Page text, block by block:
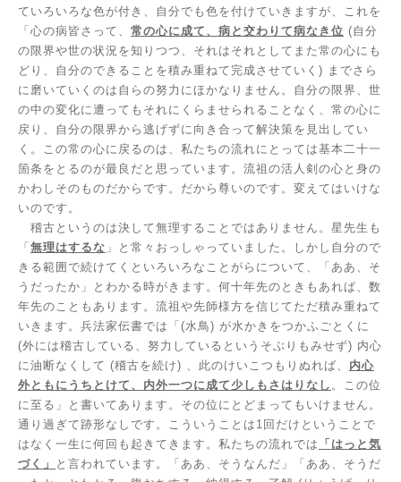
ていろいろな色が付き、自分でも色を付けていきますが、これを
「心の病皆さって、 常の心に成て、病と交わりて病なき位 (自分
の限界や世の状況を知りつつ、それはそれとしてまた常の心にも
どり、自分のできることを積み重ねて完成させていく ) までさら
に磨いていくのは自らの努力にほかなりません。自分の限界、世
の中の変化に遭ってもそれにくらませられることなく、常の心に
戻り、自分の限界から逃げずに向き合って解決策を見出してい
く。この常の心に戻るのは、私たちの流れにとっては基本二十一
箇条をとるのが最良だと思っています。流祖の活人剣の心と身の
かわしそのものだからです。だから尊いのです。変えてはいけな
いのです。
稽古というのは決して無理することではありません。星先生も
「 無理はするな 」と常々おっしゃっていました。しかし自分ので
きる範囲で続けてくといろいろなことがらについて、「ああ、そ
うだったか」とわかる時がきます。何十年先のときもあれば、数
年先のこともあります。流祖や先師様方を信じてただ積み重ねて
いきます。兵法家伝書では「 (水鳥) が水かきをつかふごとくに
(外には稽古している、努力しているというそぶりもみせず) 内心
に油断なくして (稽古を続け) 、此のけいこつもりぬれば、 内心
外ともにうちとけて、内外一つに成て少しもさはりなし 。この位
に至る」と書いてあります。その位にとどまってもいけません。
通り過ぎて跡形なしです。こういうことは 1 回だけということで
はなく一生に何回も起きてきます。私たちの流れでは 「はっと気
づく」
と言われています。「ああ、そうなんだ」「ああ、そうだ